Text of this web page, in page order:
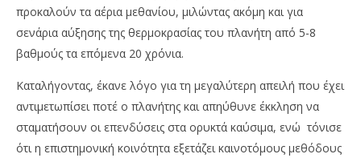
προκαλούν τα αέρια μεθανίου, μιλώντας ακόμη και για
σενάρια αύξησης της θερμοκρασίας του πλανήτη από 5-8
βαθμούς τα επόμενα 20 χρόνια.
Καταλήγοντας, έκανε λόγο για τη μεγαλύτερη απειλή που έχει
αντιμετωπίσει ποτέ ο πλανήτης και απηύθυνε έκκληση να
σταματήσουν οι επενδύσεις στα ορυκτά καύσιμα, ενώ τόνισε
ότι η επιστημονική κοινότητα εξετάζει καινοτόμους μεθόδους